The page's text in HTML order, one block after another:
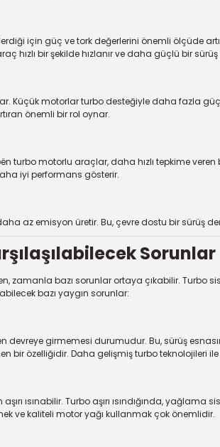
için güç ve tork değerlerini önemli ölçüde
hızlı bir şekilde hızlanır ve daha güçlü bir
Küçük motorlar turbo desteğiyle daha fazla
önemli bir rol oynar.
turbo motorlu araçlar, daha hızlı tepkime
iyi performans gösterir.
az emisyon üretir. Bu, çevre dostu bir sürüş
Sorunlar
bazı sorunlar ortaya çıkabilir. Turbo
bazı yaygın sorunlar:
devreye girmemesi durumudur. Bu, sürüş
bir özelliğidir. Daha gelişmiş turbo
ısınabilir. Turbo aşırı ısındığında,
ve kaliteli motor yağı kullanmak çok önemlidir.